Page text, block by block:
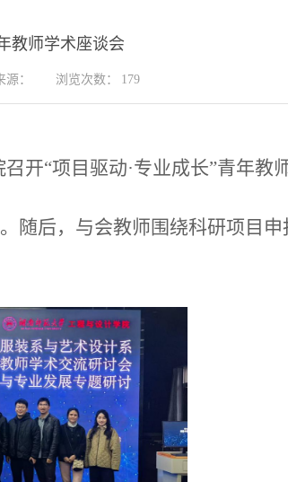
教师学术座谈会
： 浏览次数： 179
开“项目驱动·专业成长”青年教
随后，与会教师围绕科研项目